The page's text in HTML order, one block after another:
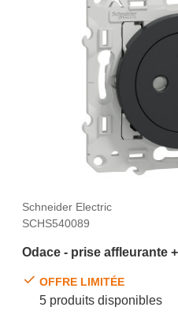
Schneider Electric
SCHS540089
Odace - prise affleurante
OFFRE LIMITÉE
5 produits disponibles